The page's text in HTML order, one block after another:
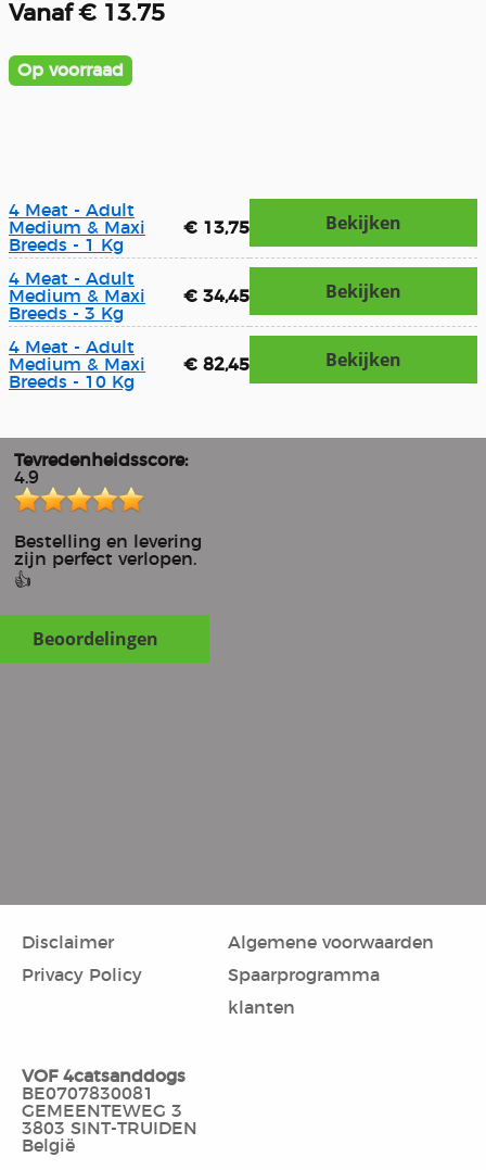
Tevredenheidsscore:
4.9
Bestelling en levering
zijn perfect verlopen.
👍
Beoordelingen
Vanaf € 13.75
Op voorraad
4 Meat - Adult
Medium & Maxi
Breeds - 1 Kg
€ 13,75 Bekijken
4 Meat - Adult
Medium & Maxi
Breeds - 3 Kg
€ 34,45 Bekijken
4 Meat - Adult
Medium & Maxi
Breeds - 10 Kg
€ 82,45 Bekijken
Disclaimer
Algemene voorwaarden
Privacy Policy
Spaarprogramma
klanten
VOF 4catsanddogs
BE0707830081
GEMEENTEWEG 3
3803 SINT-TRUIDEN
België